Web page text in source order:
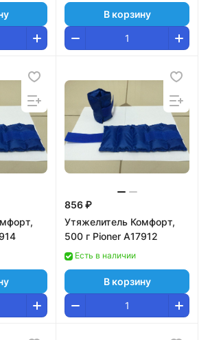
В корзину
856 ₽
Утяжелитель Комфорт,
500 г Pioner A17912
Есть в наличии
В корзину